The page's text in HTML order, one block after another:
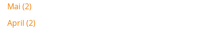
Mai (2)
April (2)